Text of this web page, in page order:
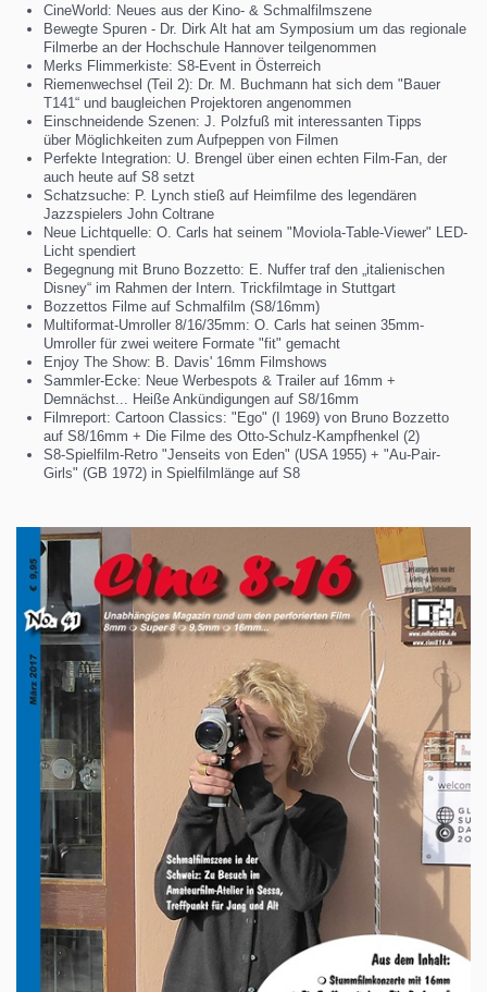
CineWorld: Neues aus der Kino- & Schmalfilmszene
Bewegte Spuren - Dr. Dirk Alt hat am Symposium um das regionale
Filmerbe an der Hochschule Hannover teilgenommen
Merks Flimmerkiste: S8-Event in Österreich
Riemenwechsel (Teil 2): Dr. M. Buchmann hat sich dem "Bauer
T141“ und baugleichen Projektoren angenommen
Einschneidende Szenen: J. Polzfuß mit interessanten Tipps
über Möglichkeiten zum Aufpeppen von Filmen
Perfekte Integration: U. Brengel über einen echten Film-Fan, der
auch heute auf S8 setzt
Schatzsuche: P. Lynch stieß auf Heimfilme des legendären
Jazzspielers John Coltrane
Neue Lichtquelle: O. Carls hat seinem "Moviola-Table-Viewer" LED-
Licht spendiert
Begegnung mit Bruno Bozzetto: E. Nuffer traf den „italienischen
Disney“ im Rahmen der Intern. Trickfilmtage in Stuttgart
Bozzettos Filme auf Schmalfilm (S8/16mm)
Multiformat-Umroller 8/16/35mm: O. Carls hat seinen 35mm-
Umroller für zwei weitere Formate "fit" gemacht
Enjoy The Show: B. Davis' 16mm Filmshows
Sammler-Ecke: Neue Werbespots & Trailer auf 16mm +
Demnächst... Heiße Ankündigungen auf S8/16mm
Filmreport: Cartoon Classics: "Ego" (I 1969) von Bruno Bozzetto
auf S8/16mm + Die Filme des Otto-Schulz-Kampfhenkel (2)
S8-Spielfilm-Retro "Jenseits von Eden" (USA 1955) + "Au-Pair-
Girls" (GB 1972) in Spielfilmlänge auf S8